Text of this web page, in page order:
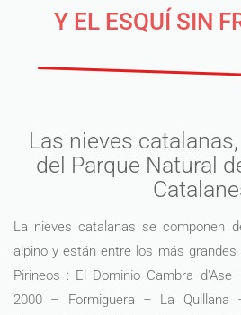
Y EL ESQUÍ SIN
Las nieves
del Parque Natural
La nieves catalanas se componen
alpino y están entre los más
Pirineos : El Dominio Cambra d'Ase
2000 – Formiguera – La